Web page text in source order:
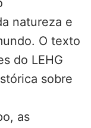
natureza e
O texto
do LEHG
sobre
as